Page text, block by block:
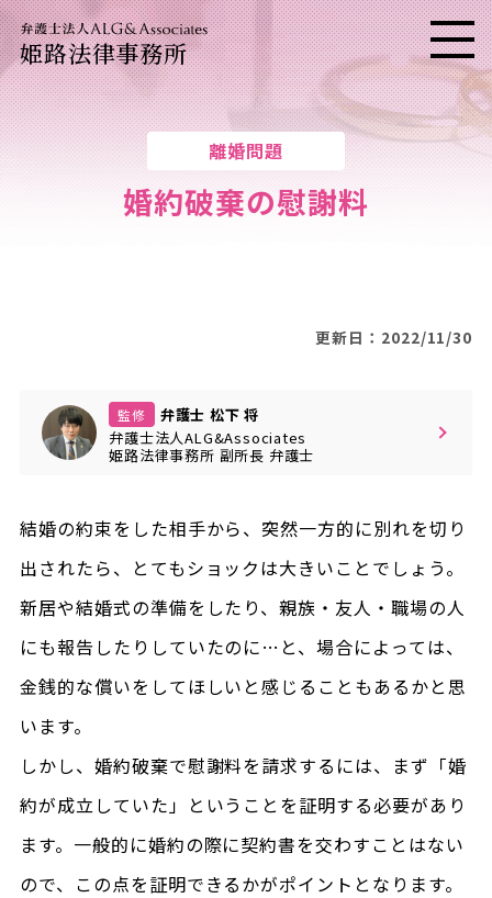
姫路法律事務所 メニ
離婚問題
婚約破棄の慰謝料
更新日：2022/11/30
監修
弁護士 松下 将
弁護士法人ALG&Associates
姫路法律事務所 副所長 弁護士
結婚の約束をした相手から、突然一方的に別れを切り
出されたら、とてもショックは大きいことでしょう。
新居や結婚式の準備をしたり、親族・友人・職場の人
にも報告したりしていたのに…と、場合によっては、
金銭的な償いをしてほしいと感じることもあるかと思
います。
しかし、婚約破棄で慰謝料を請求するには、まず「婚
約が成立していた」ということを証明する必要があり
ます。一般的に婚約の際に契約書を交わすことはない
ので、この点を証明できるかがポイントとなります。